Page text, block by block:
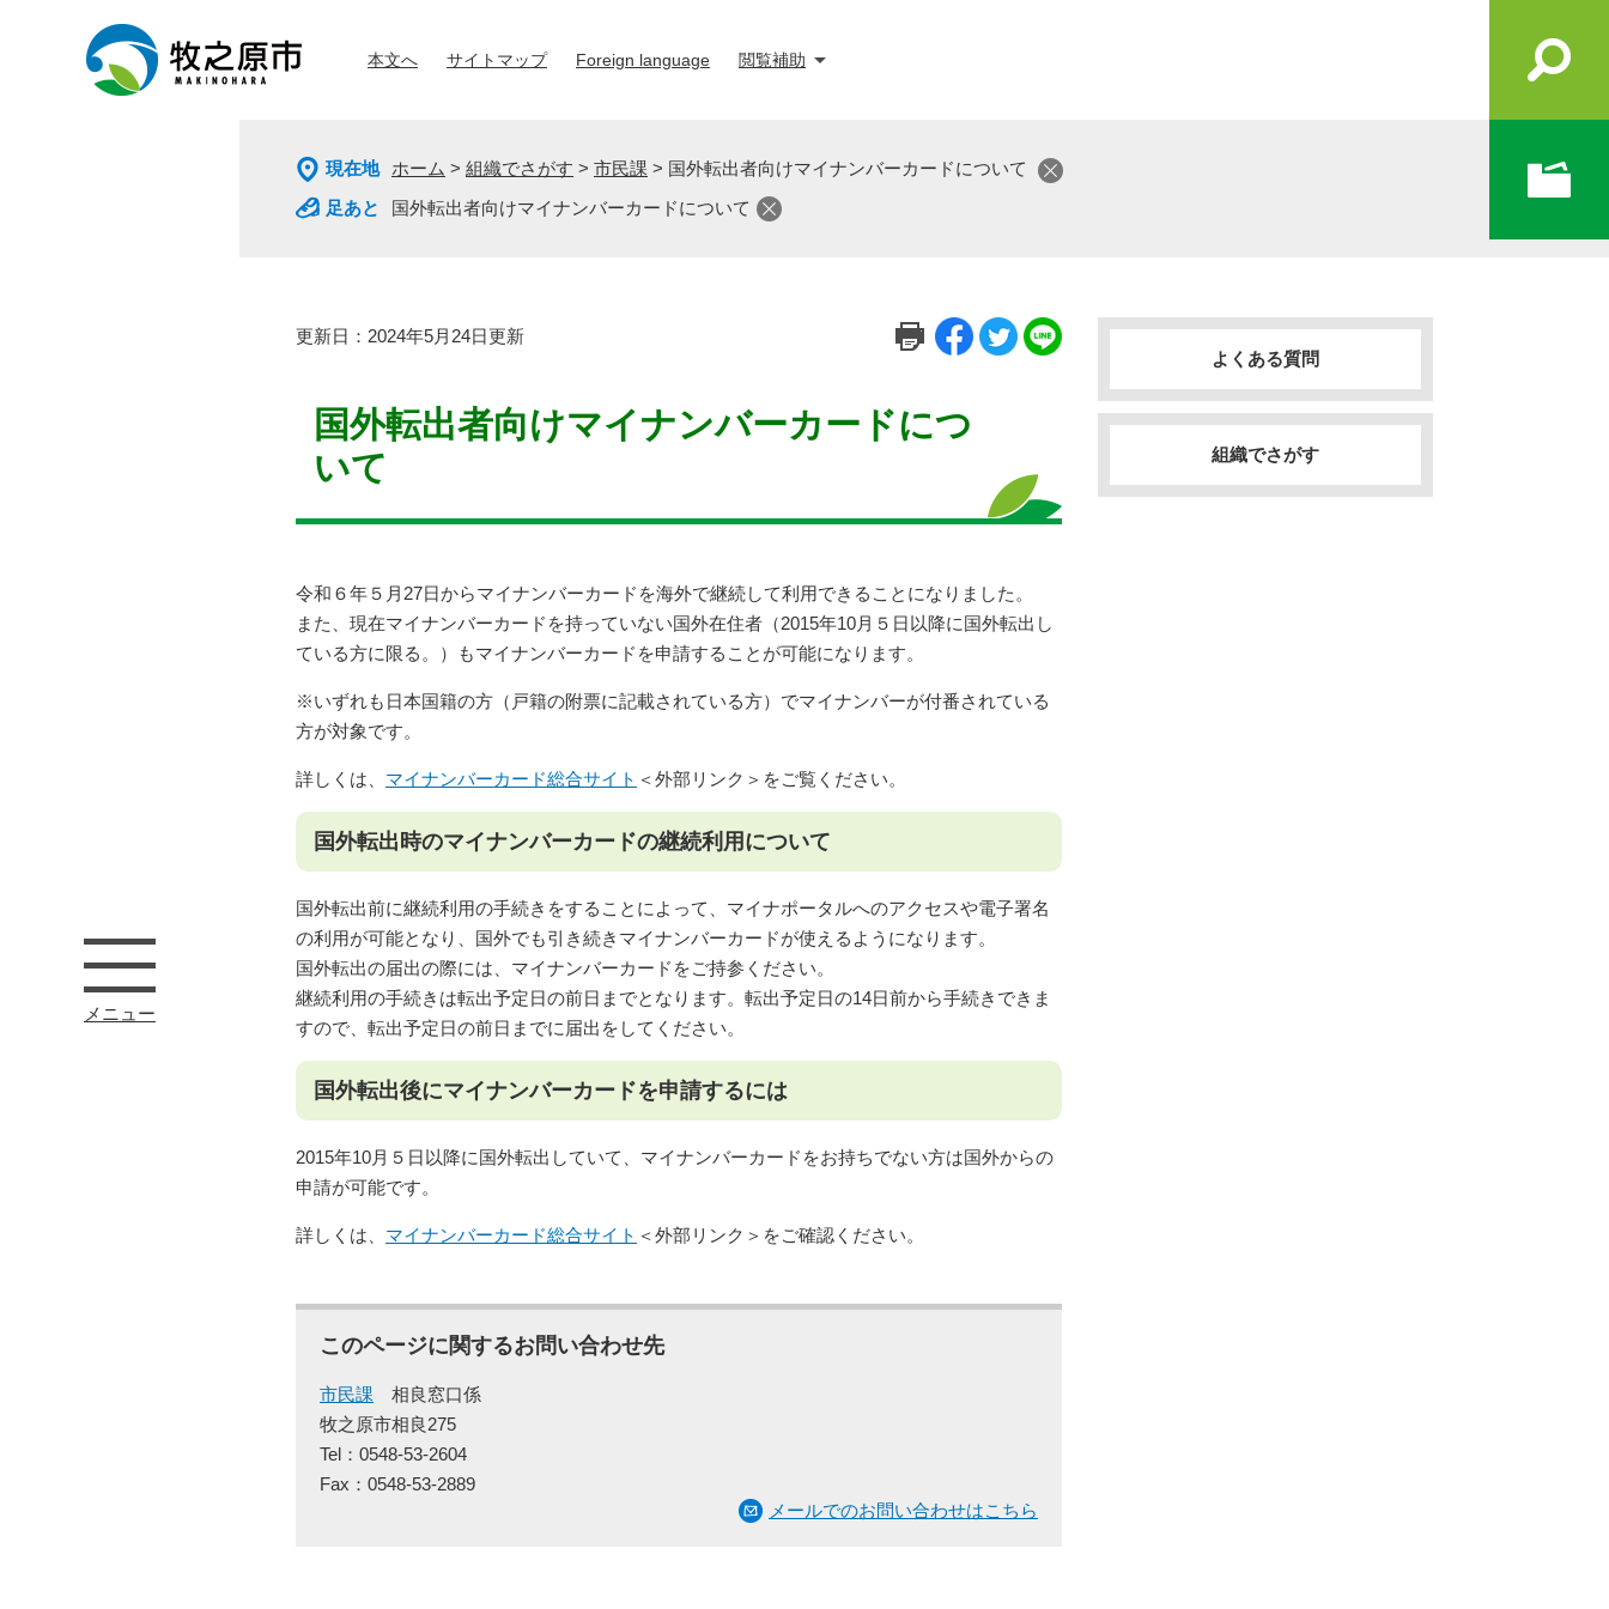
ー
ジ
の
ニ
ュ
ー
本文へ サイトマップ Foreign language 閲覧補助
メニュー
現在地 ホーム > 組織でさがす > 市民課 > 国外転出者向けマイナンバーカードについて
国外転出者向けマイナンバーカードについて
本
更新日：2024年5月24日更新
国外転出者向けマイナンバーカードにつ
いて
令和６年５月27日からマイナンバーカードを海外で継続して利用できることになりました。
また、現在マイナンバーカードを持っていない国外在住者（2015年10月５日以降に国外転出し
ている方に限る。）もマイナンバーカードを申請することが可能になります。
※いずれも日本国籍の方（戸籍の附票に記載されている方）でマイナンバーが付番されている
方が対象です。
詳しくは、 マイナンバーカード総合サイト ＜外部リンク＞ をご覧ください。
国外転出時のマイナンバーカードの継続利用について
国外転出前に継続利用の手続きをすることによって、マイナポータルへのアクセスや電子署名
の利用が可能となり、国外でも引き続きマイナンバーカードが使えるようになります。
国外転出の届出の際には、マイナンバーカードをご持参ください。
継続利用の手続きは転出予定日の前日までとなります。転出予定日の14日前から手続きできま
すので、転出予定日の前日までに届出をしてください。
国外転出後にマイナンバーカードを申請するには
2015年10月５日以降に国外転出していて、マイナンバーカードをお持ちでない方は国外からの
申請が可能です。
詳しくは、 マイナンバーカード総合サイト ＜外部リンク＞ をご確認ください。
このページに関するお問い合わせ先
市民課
相良窓口係
牧之原市相良275
Tel：0548-53-2604
Fax：0548-53-2889
メールでのお問い合わせはこちら
よくある質問
組織でさがす